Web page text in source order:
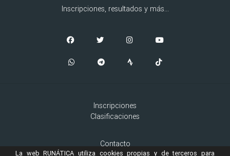
Inscripciones, resultados y más...
Inscripciones
Clasificaciones
Contacto
La web RUNÁTICA utiliza cookies propias y de terceros para